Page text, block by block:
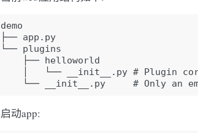
demo
├── app.py
└── plugins
    ├── helloworld
│   └── __init__.py # Plugin
启动app: